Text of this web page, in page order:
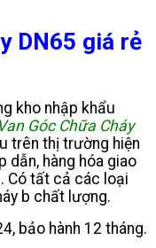
DN65 giá rẻ
kho nhập khẩu
Góc Chữa Cháy
trên thị trường hiện
dẫn, hàng hóa giao
Có tất cả các loại
b chất lượng.
bảo hành 12 tháng.